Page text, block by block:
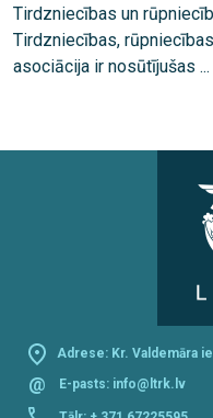
Tirdzniecības un
Tirdzniecības,
asociācija ir nosūtījušas ...
Adrese: Kr. Valdemāra
@ E-pasts: info@ltrk.lv